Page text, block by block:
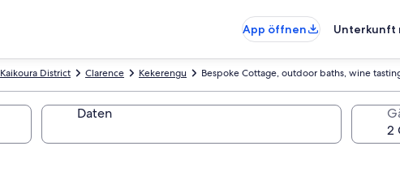
App öffnen
Unterkunft
Bespoke Cottage, outdoor baths, wine
Kekerengu
Clarence
Kaikoura District
Daten